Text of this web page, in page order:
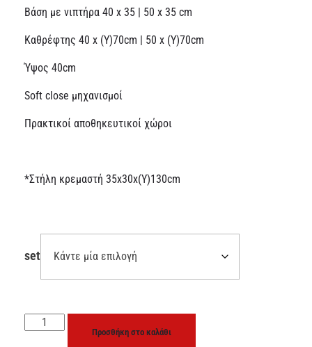
Βάση με νιπτήρα 40 x 35 | 50 x 35 cm
Καθρέφτης 40 x (Y)70cm | 50 x (Y)70cm
Ύψος 40cm
Soft close μηχανισμοί
Πρακτικοί αποθηκευτικοί χώροι
*Στήλη κρεμαστή 35x30x(Y)130cm
set
Προσθήκη στο καλάθι